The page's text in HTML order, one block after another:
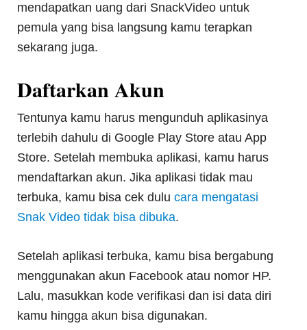
mendapatkan uang dari SnackVideo untuk
pemula yang bisa langsung kamu terapkan
sekarang juga.
Daftarkan Akun
Tentunya kamu harus mengunduh aplikasinya
terlebih dahulu di Google Play Store atau App
Store. Setelah membuka aplikasi, kamu harus
mendaftarkan akun. Jika aplikasi tidak mau
terbuka, kamu bisa cek dulucara mengatasi
Snak Video tidak bisa dibuka.
Setelah aplikasi terbuka, kamu bisa bergabung
menggunakan akun Facebook atau nomor HP.
Lalu, masukkan kode verifikasi dan isi data diri
kamu hingga akun bisa digunakan.